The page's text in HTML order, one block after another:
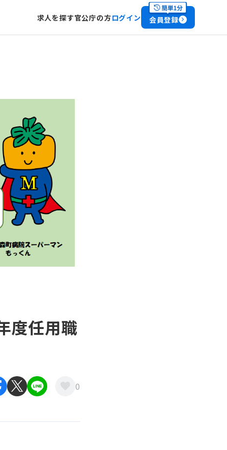
求人を探す官公庁の方ログイン 会員登録
度任用職
0